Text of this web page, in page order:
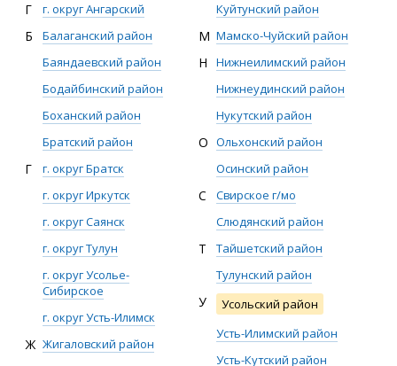
Г г. округ Ангарский
Б
Балаганский район
Баяндаевский район
Бодайбинский район
Боханский район
Братский район
Г
г. округ Братск
г. округ Иркутск
г. округ Саянск
г. округ Тулун
г. округ Усолье-
Сибирское
г. округ Усть-Илимск
Ж Жигаловский район
Куйтунский район
М Мамско-Чуйский район
Н
Нижнеилимский район
Нижнеудинский район
Нукутский район
О Ольхонский район
Осинский район
С
Свирское г/мо
Слюдянский район
Т
Тайшетский район
Тулунский район
У
Усольский район
Усть-Илимский район
Усть-Кутский район